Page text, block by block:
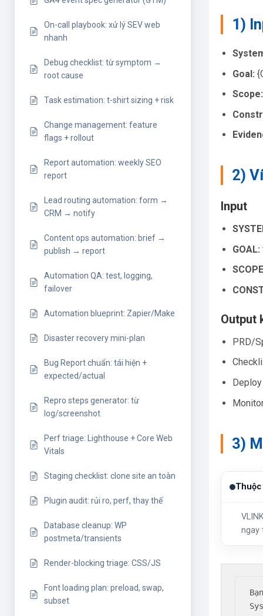
On-call playbook: xử lý SEV web
nhanh
Debug checklist: từ symptom →
root cause
Task estimation: t-shirt sizing + risk
Change management: feature
flags + rollout
Report automation: weekly SEO
report
Lead routing automation: form →
CRM → notify
Content ops automation: brief →
publish → report
Automation QA: test, logging,
failover
Automation blueprint: Zapier/Make
Disaster recovery mini-plan
Bug Report chuẩn: tái hiện +
expected/actual
Repro steps generator: từ
log/screenshot
Perf triage: Lighthouse + Core Web
Vitals
Staging checklist: clone site an toàn
Plugin audit: rủi ro, perf, thay thế
Database cleanup: WP
postmeta/transients
Render-blocking triage: CSS/JS
Font loading plan: preload, swap,
subset
1)
Goal:
Scope:
2)
Input
GOAL:
Output
PRD/
3)
ngay